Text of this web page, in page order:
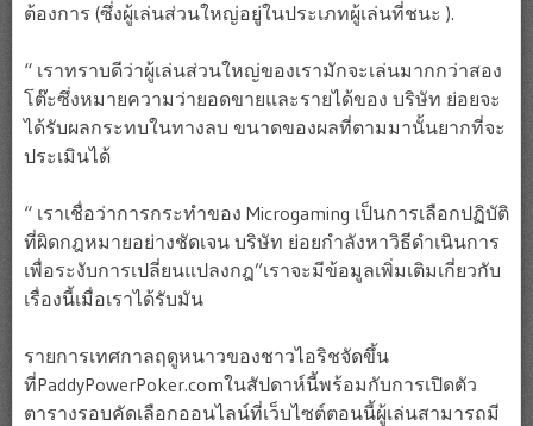
ต้องการ (ซึ่งผู้เล่นส่วนใหญ่อยู่ในประเภทผู้เล่นที่ชนะ ).
“ เราทราบดีว่าผู้เล่นส่วนใหญ่ของเรามักจะเล่นมากกว่าสอง
โต๊ะซึ่งหมายความว่ายอดขายและรายได้ของ บริษัท ย่อยจะ
ได้รับผลกระทบในทางลบ ขนาดของผลที่ตามมานั้นยากที่จะ
ประเมินได้
“ เราเชื่อว่าการกระทำของ Microgaming เป็นการเลือกปฏิบัติ
ที่ผิดกฎหมายอย่างชัดเจน บริษัท ย่อยกำลังหาวิธีดำเนินการ
เพื่อระงับการเปลี่ยนแปลงกฎ”เราจะมีข้อมูลเพิ่มเติมเกี่ยวกับ
เรื่องนี้เมื่อเราได้รับมัน
รายการเทศกาลฤดูหนาวของชาวไอริชจัดขึ้น
ที่PaddyPowerPoker.comในสัปดาห์นี้พร้อมกับการเปิดตัว
ตารางรอบคัดเลือกออนไลน์ที่เว็บไซต์ตอนนี้ผู้เล่นสามารถมี